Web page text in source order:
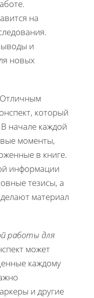
на
и
новых
который
начале каждой
моменты,
в книге.
информации
тезисы, а
материал
работы для
может
каждому
и другие